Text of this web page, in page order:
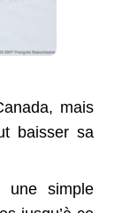
mais
baisser sa
une simple